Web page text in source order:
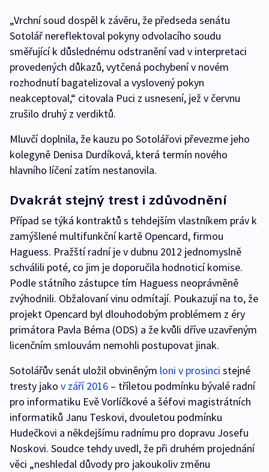
„Vrchní soud dospěl k závěru, že předseda senátu
Sotolář nereflektoval pokyny odvolacího soudu
směřující k důslednému odstranění vad v interpretaci
provedených důkazů, vytčená pochybení v novém
rozhodnutí bagatelizoval a vyslovený pokyn
neakceptoval,“ citovala Puci z usnesení, jež v červnu
zrušilo druhý z verdiktů.
Mluvčí doplnila, že kauzu po Sotolářovi převezme jeho
kolegyně Denisa Durdíková, která termín nového
hlavního líčení zatím nestanovila.
Dvakrát stejný trest i zdůvodnění
Případ se týká kontraktů s tehdejším vlastníkem práv k
zamýšlené multifunkční kartě Opencard, firmou
Haguess. Pražští radní je v dubnu 2012 jednomyslně
schválili poté, co jim je doporučila hodnoticí komise.
Podle státního zástupce tím Haguess neoprávněně
zvýhodnili. Obžalovaní vinu odmítají. Poukazují na to, že
projekt Opencard byl dlouhodobým problémem z éry
primátora Pavla Béma (ODS) a že kvůli dříve uzavřeným
licenčním smlouvám nemohli postupovat jinak.
Sotolářův senát uložil obviněným loni v prosinci stejné
tresty jako v září 2016 – tříletou podmínku bývalé radní
pro informatiku Evě Vorlíčkové a šéfovi magistrátních
informatiků Janu Teskovi, dvouletou podmínku
Hudečkovi a někdejšímu radnímu pro dopravu Josefu
Noskovi. Soudce tehdy uvedl, že při druhém projednání
věci „neshledal důvody pro jakoukoliv změnu